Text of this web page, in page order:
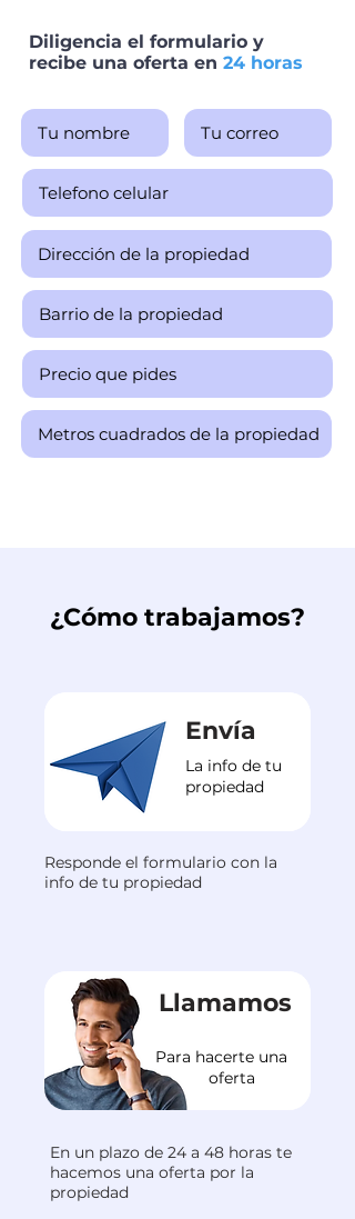
Diligencia el formulario y
recibe una oferta en 24 horas
¿Cómo trabajamos?
Envía
La info de tu
propiedad
Responde el formulario con la
info de tu propiedad
Llamamos
Para hacerte una
oferta
En un plazo de 24 a 48 horas te
hacemos una oferta por la
propiedad